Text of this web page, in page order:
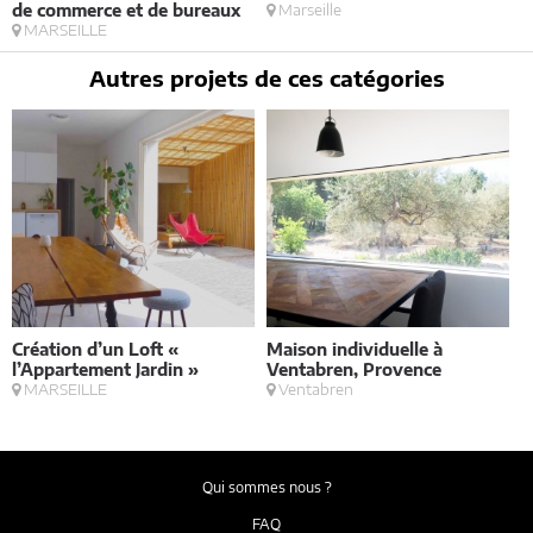
de commerce et de bureaux
MARSEILLE
Marseille
Autres projets de ces catégories
Création d’un Loft «
l’Appartement Jardin »
MARSEILLE
Maison individuelle à
Ventabren, Provence
Ventabren
Qui sommes nous ?
FAQ